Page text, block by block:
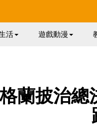
活 遊戲動漫
蘭披治總